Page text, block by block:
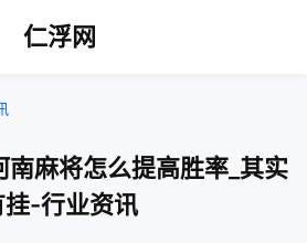
仁浮网
麻将怎么提高胜率_其实
挂-行业资讯